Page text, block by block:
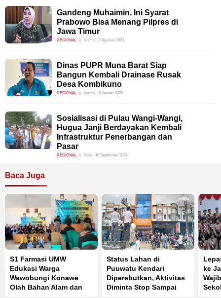
Gandeng Muhaimin, Ini Syarat
Prabowo Bisa Menang Pilpres di
Jawa Timur
REGIONAL Kamis, 17 Agustus 2023
Dinas PUPR Muna Barat Siap
Bangun Kembali Drainase Rusak
Desa Kombikuno
REGIONAL Kamis, 16 Januari 2025
Sosialisasi di Pulau Wangi-Wangi,
Hugua Janji Berdayakan Kembali
Infrastruktur Penerbangan dan
Pasar
REGIONAL Senin, 16 September 2024
Baca Juga
S1 Farmasi UMW
Edukasi Warga
Wawobungi Konawe
Olah Bahan Alam dan
Status Lahan di
Puuwatu Kendari
Diperebutkan, Aktivitas
Diminta Stop Sampai
ke